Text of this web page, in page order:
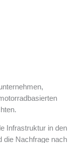
Infrastruktur in den
die Nachfrage nach